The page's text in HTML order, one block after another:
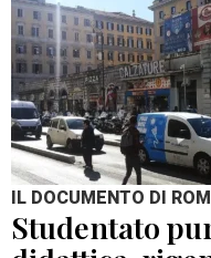
IL DOCUMENTO DI
Studentato